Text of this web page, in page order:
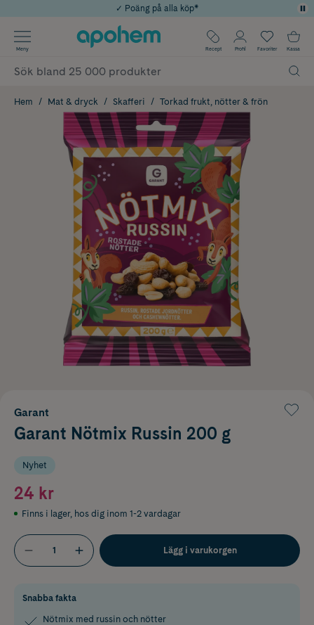
Årets Butik 2025 inom Skönhet
Använd kod: SOMMAR20 för 20% över 649kr
✓ Rådgivning från farmaceuter & hudterapeuter
✓ Poäng på alla köp*
Meny Recept Profil Favoriter Kassa
Hem Mat & dryck Skafferi Torkad frukt, nötter & frön
Garant
Garant Nötmix Russin 200 g
Nyhet
24 kr
Finns i lager, hos dig inom 1-2 vardagar
Lägg i varukorgen
Snabba fakta
Nötmix med russin och nötter